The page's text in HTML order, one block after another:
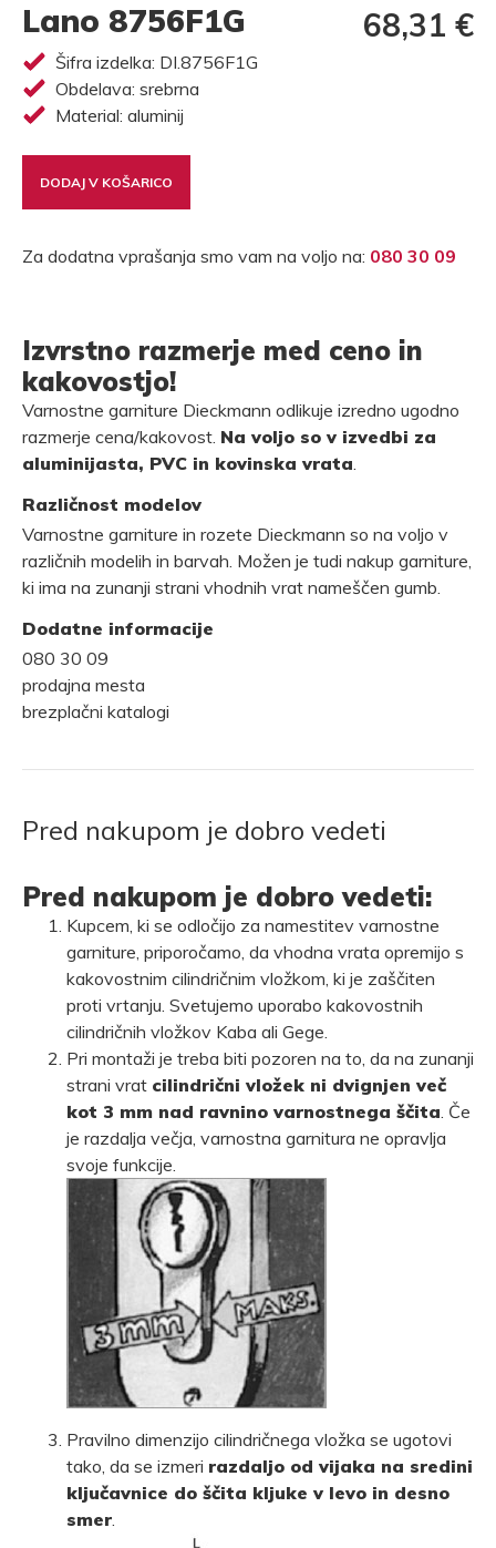
Lano 8756F1G 68,31 €
Šifra izdelka: DI.8756F1G
Obdelava: srebrna
Material: aluminij
DODAJ V KOŠARICO
Za dodatna vprašanja smo vam na voljo na: 080 30 09
Izvrstno razmerje med ceno in
kakovostjo!
Varnostne garniture Dieckmann odlikuje izredno ugodno
razmerje cena/kakovost. Na voljo so v izvedbi za
aluminijasta, PVC in kovinska vrata.
Različnost modelov
Varnostne garniture in rozete Dieckmann so na voljo v
različnih modelih in barvah. Možen je tudi nakup garniture,
ki ima na zunanji strani vhodnih vrat nameščen gumb.
Dodatne informacije
080 30 09
prodajna mesta
brezplačni katalogi
Pred nakupom je dobro vedeti
Pred nakupom je dobro vedeti:
Kupcem, ki se odločijo za namestitev varnostne
garniture, priporočamo, da vhodna vrata opremijo s
kakovostnim cilindričnim vložkom, ki je zaščiten
proti vrtanju. Svetujemo uporabo kakovostnih
cilindričnih vložkov Kaba ali Gege.
Pri montaži je treba biti pozoren na to, da na zunanji
strani vrat cilindrični vložek ni dvignjen več
kot 3 mm nad ravnino varnostnega ščita. Če
je razdalja večja, varnostna garnitura ne opravlja
svoje funkcije.
Pravilno dimenzijo cilindričnega vložka se ugotovi
tako, da se izmeri razdaljo od vijaka na sredini
ključavnice do ščita kljuke v levo in desno
smer.